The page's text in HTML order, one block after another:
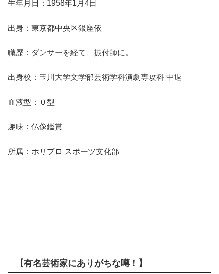
生年月日：1958年1月4日
出身：東京都中央区銀座依
職歴：ダンサーを経て、振付師に。
出身校：玉川大学文学部芸術学科演劇専攻科 中退
血液型：Ｏ型
趣味：仏像鑑賞
所属：ホリプロ スポーツ文化部
【有名芸術家にありがちな噂！】